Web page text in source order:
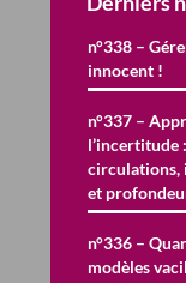
n°338 –
innocent !
n°337 –
l’incertitude :
circulations,
et
n°336 –
modèles